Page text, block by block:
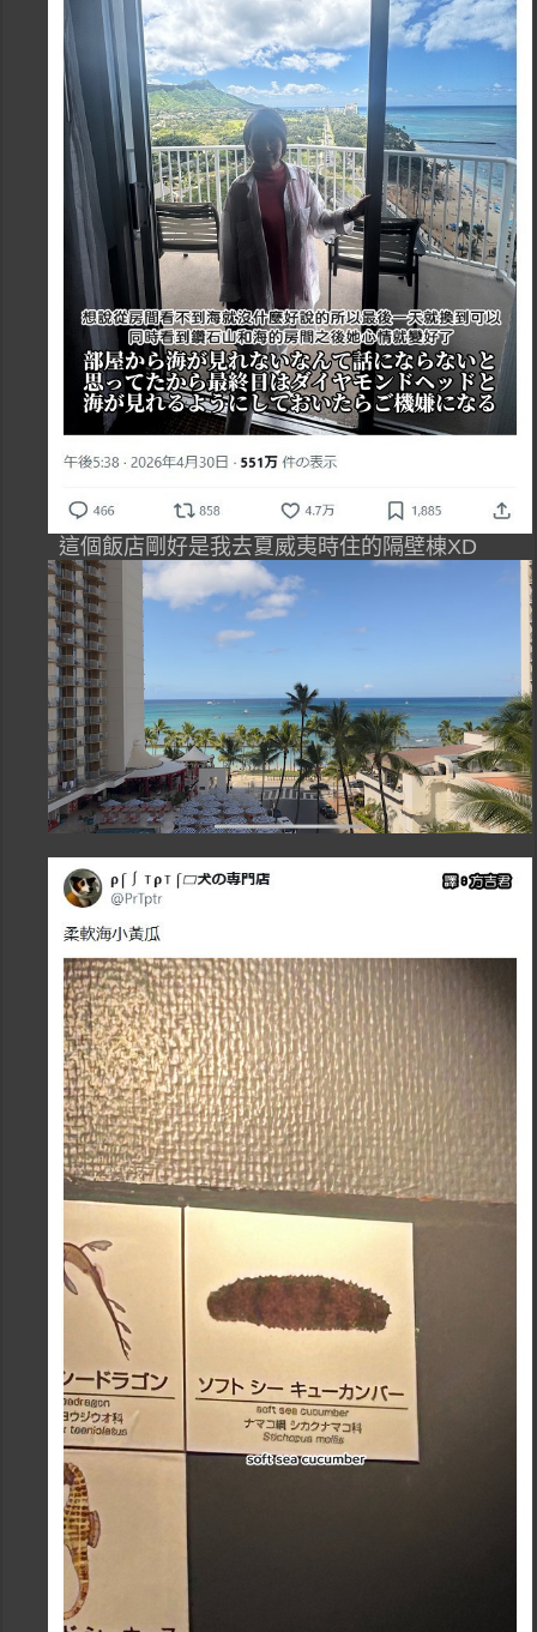
這個飯店剛好是我去夏威夷時住的隔壁棟XD